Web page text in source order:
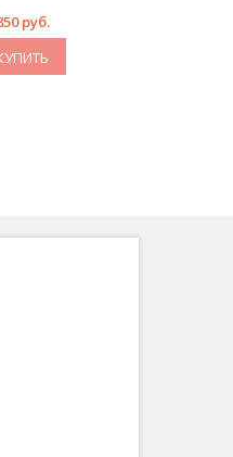
руб.